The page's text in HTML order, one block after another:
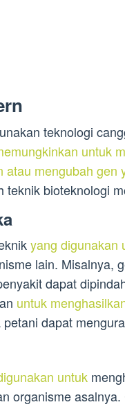
teknologi
untuk
mengubah gen
teknik bioteknologi
yang digunakan
lain. Misalnya,
dapat
untuk
dapat
untuk
organisme